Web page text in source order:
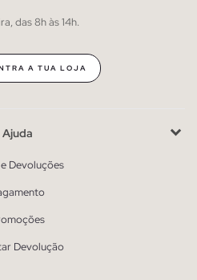
das 8h às 14h.
A TUA LOJA
Ajuda
Devoluções
Devolução